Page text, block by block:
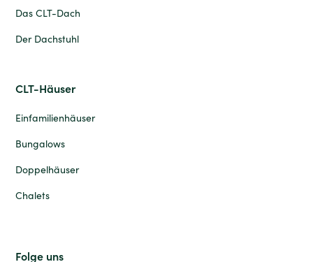
Das CLT-Dach
Der Dachstuhl
CLT-Häuser
Einfamilienhäuser
Bungalows
Doppelhäuser
Chalets
Folge uns